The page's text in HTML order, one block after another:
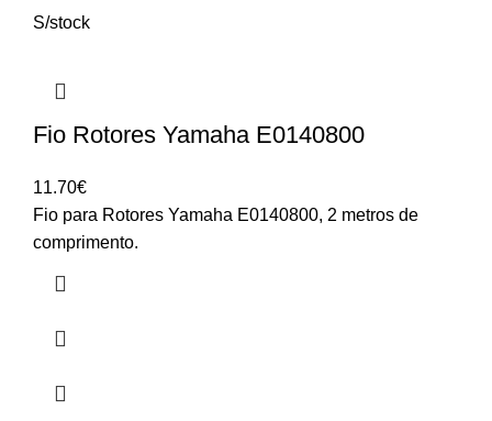
S/stock
Fio Rotores Yamaha E0140800
11.70€
Fio para Rotores Yamaha E0140800, 2 metros de
comprimento.